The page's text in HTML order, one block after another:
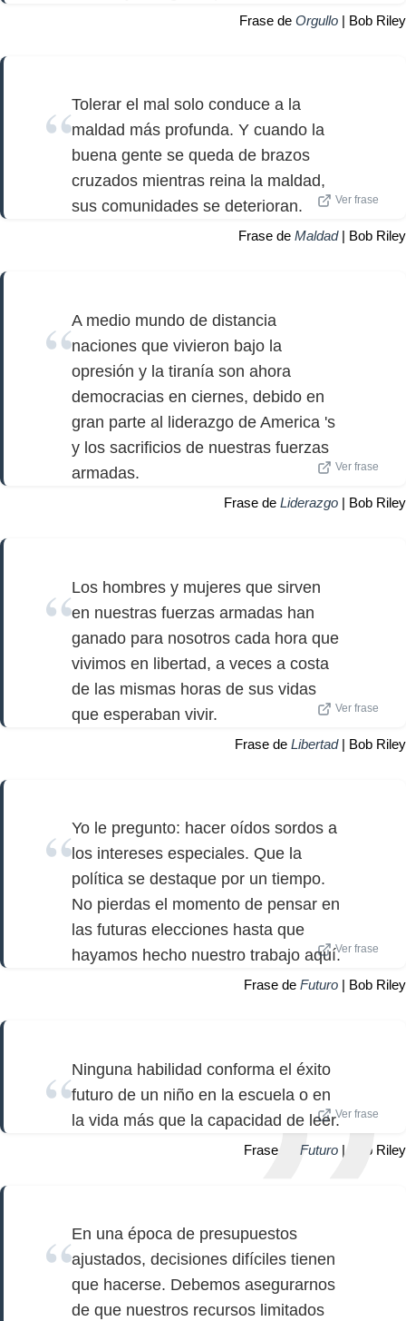
Frase de Orgullo | Bob Riley
Tolerar el mal solo conduce a la
maldad más profunda. Y cuando la
buena gente se queda de brazos
cruzados mientras reina la maldad,
sus comunidades se deterioran.
Ver frase
Frase de Maldad| Bob Riley
A medio mundo de distancia
naciones que vivieron bajo la
opresión y la tiranía son ahora
democracias en ciernes, debido en
gran parte al liderazgo de America 's
y los sacrificios de nuestras fuerzas
armadas.
Ver frase
Frase de Liderazgo | Bob Riley
Los hombres y mujeres que sirven
en nuestras fuerzas armadas han
ganado para nosotros cada hora que
vivimos en libertad, a veces a costa
de las mismas horas de sus vidas
que esperaban vivir.
Ver frase
Frase de Libertad| Bob Riley
Yo le pregunto: hacer oídos sordos a
los intereses especiales. Que la
política se destaque por un tiempo.
No pierdas el momento de pensar en
las futuras elecciones hasta que
hayamos hecho nuestro trabajo aquí.Ver frase
Frase de Futuro | Bob Riley
Ninguna habilidad conforma el éxito
futuro de un niño en la escuela o en
la vida más que la capacidad de leer.Ver frase
Frase de Futuro | Bob Riley
En una época de presupuestos
ajustados, decisiones difíciles tienen
que hacerse. Debemos asegurarnos
de que nuestros recursos limitados